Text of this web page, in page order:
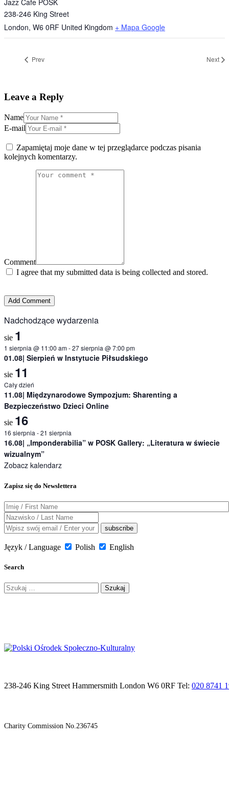
238-246 King Street
London, W6 0RF United Kingdom + Mapa Google
Prev Next
Leave a Reply
Name
E-mail
Zapamiętaj moje dane w tej przeglądarce podczas pisania
kolejnych komentarzy.
Comment
I agree that my submitted data is being collected and stored.
Nadchodzące wydarzenia
sie 1
1 sierpnia @ 11:00 am-27 sierpnia @ 7:00 pm
01.08| Sierpień w Instytucie Piłsudskiego
sie 11
Cały dzień
11.08| Międzynarodowe Sympozjum: Sharenting a
Bezpieczeństwo Dzieci Online
sie 16
16 sierpnia -21 sierpnia
16.08| „Imponderabilia” w POSK Gallery: „Literatura w świecie
wizualnym”
Zobacz kalendarz
Zapisz się do Newslettera
Język / Language Polish English
Search
Szukaj:
238-246 King Street Hammersmith London W6 0RF Tel: 020 8741
Charity Commission No.236745